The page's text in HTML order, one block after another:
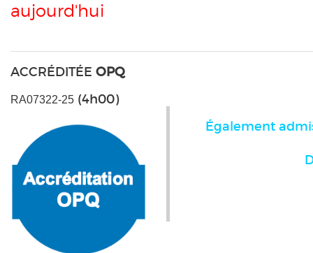
aujourd'hui
ACCRÉDITÉE OPQ
RA07322-25 (4h00)
Également